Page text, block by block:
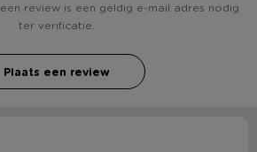
review is een geldig e-mail adres nodig
ter verificatie.
Plaats een review